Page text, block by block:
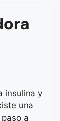
insulina y
una
a